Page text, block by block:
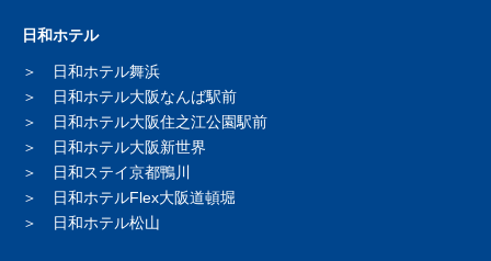
日和ホテル
日和ホテル舞浜
日和ホテル大阪なんば駅前
日和ホテル大阪住之江公園駅前
日和ホテル大阪新世界
日和ステイ京都鴨川
日和ホテルFlex大阪道頓堀
日和ホテル松山